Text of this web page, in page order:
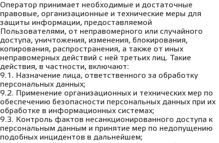
Оператор принимает необходимые и достаточные
правовые, организационные и технические меры для
защиты информации, предоставляемой
Пользователями, от неправомерного или случайного
доступа, уничтожения, изменения, блокирования,
копирования, распространения, а также от иных
неправомерных действий с ней третьих лиц. Такие
действия, в частности, включают:
9.1. Назначение лица, ответственного за обработку
персональных данных;
9.2. Применение организационных и технических мер по
обеспечению безопасности персональных данных при их
обработке в информационных системах;
9.3. Контроль фактов несанкционированного доступа к
персональным данным и принятие мер по недопущению
подобных инцидентов в дальнейшем;